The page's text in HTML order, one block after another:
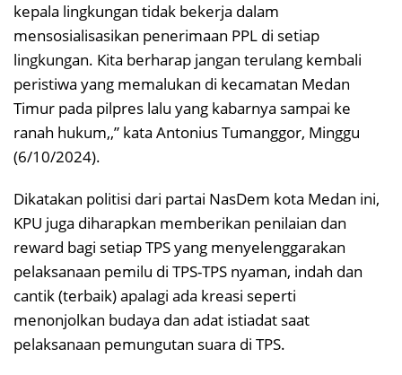
kepala lingkungan tidak bekerja dalam
mensosialisasikan penerimaan PPL di setiap
lingkungan. Kita berharap jangan terulang kembali
peristiwa yang memalukan di kecamatan Medan
Timur pada pilpres lalu yang kabarnya sampai ke
ranah hukum,,” kata Antonius Tumanggor, Minggu
(6/10/2024).
Dikatakan politisi dari partai NasDem kota Medan ini,
KPU juga diharapkan memberikan penilaian dan
reward bagi setiap TPS yang menyelenggarakan
pelaksanaan pemilu di TPS-TPS nyaman, indah dan
cantik (terbaik) apalagi ada kreasi seperti
menonjolkan budaya dan adat istiadat saat
pelaksanaan pemungutan suara di TPS.